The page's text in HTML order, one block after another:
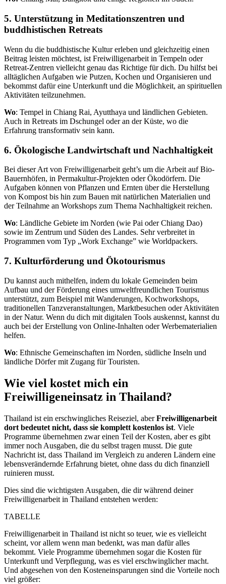
5. Unterstützung in Meditationszentren und
buddhistischen Retreats
Wenn du die buddhistische Kultur erleben und gleichzeitig einen
Beitrag leisten möchtest, ist Freiwilligenarbeit in Tempeln oder
Retreat-Zentren vielleicht genau das Richtige für dich. Du hilfst bei
alltäglichen Aufgaben wie Putzen, Kochen und Organisieren und
bekommst dafür eine Unterkunft und die Möglichkeit, an spirituellen
Aktivitäten teilzunehmen.
Wo: Tempel in Chiang Rai, Ayutthaya und ländlichen Gebieten.
Auch in Retreats im Dschungel oder an der Küste, wo die
Erfahrung transformativ sein kann.
6. Ökologische Landwirtschaft und Nachhaltigkeit
Bei dieser Art von Freiwilligenarbeit geht’s um die Arbeit auf Bio-
Bauernhöfen, in Permakultur-Projekten oder Ökodörfern. Die
Aufgaben können von Pflanzen und Ernten über die Herstellung
von Kompost bis hin zum Bauen mit natürlichen Materialien und
der Teilnahme an Workshops zum Thema Nachhaltigkeit reichen.
Wo: Ländliche Gebiete im Norden (wie Pai oder Chiang Dao)
sowie im Zentrum und Süden des Landes. Sehr verbreitet in
Programmen vom Typ „Work Exchange” wie Worldpackers.
7. Kulturförderung und Ökotourismus
Du kannst auch mithelfen, indem du lokale Gemeinden beim
Aufbau und der Förderung eines umweltfreundlichen Tourismus
unterstützt, zum Beispiel mit Wanderungen, Kochworkshops,
traditionellen Tanzveranstaltungen, Marktbesuchen oder Aktivitäten
in der Natur. Wenn du dich mit digitalen Tools auskennst, kannst du
auch bei der Erstellung von Online-Inhalten oder Werbematerialien
helfen.
Wo: Ethnische Gemeinschaften im Norden, südliche Inseln und
ländliche Dörfer mit Zugang für Touristen.
Wie viel kostet mich ein
Freiwilligeneinsatz in Thailand?
Thailand ist ein erschwingliches Reiseziel, aberFreiwilligenarbeit
dort bedeutet nicht, dass sie komplett kostenlos ist. Viele
Programme übernehmen zwar einen Teil der Kosten, aber es gibt
immer noch Ausgaben, die du selbst tragen musst. Die gute
Nachricht ist, dass Thailand im Vergleich zu anderen Ländern eine
lebensverändernde Erfahrung bietet, ohne dass du dich finanziell
ruinieren musst.
Dies sind die wichtigsten Ausgaben, die dir während deiner
Freiwilligenarbeit in Thailand entstehen werden:
TABELLE
Freiwilligenarbeit in Thailand ist nicht so teuer, wie es vielleicht
scheint, vor allem wenn man bedenkt, was man dafür alles
bekommt. Viele Programme übernehmen sogar die Kosten für
Unterkunft und Verpflegung, was es viel erschwinglicher macht.
Und abgesehen von den Kosteneinsparungen sind die Vorteile noch
viel größer: